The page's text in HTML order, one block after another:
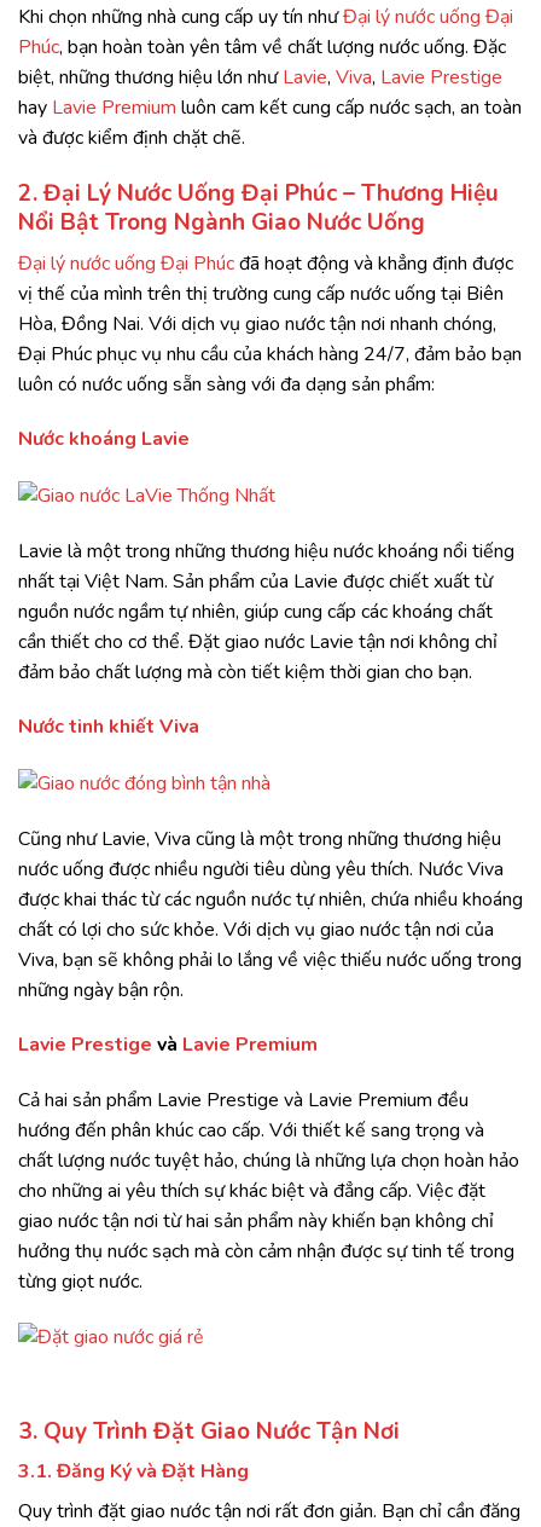
Khi chọn những nhà cung cấp uy tín nhưĐại lý nước uống Đại
Phúc, bạn hoàn toàn yên tâm về chất lượng nước uống. Đặc
biệt, những thương hiệu lớn nhưLavie, Viva, Lavie Prestige
hay Lavie Premium luôn cam kết cung cấp nước sạch, an toàn
và được kiểm định chặt chẽ.
2. Đại Lý Nước Uống Đại Phúc – Thương Hiệu
Nổi Bật Trong Ngành Giao Nước Uống
Đại lý nước uống Đại Phúcđã hoạt động và khẳng định được
vị thế của mình trên thị trường cung cấp nước uống tại Biên
Hòa, Đồng Nai. Với dịch vụ giao nước tận nơi nhanh chóng,
Đại Phúc phục vụ nhu cầu của khách hàng 24/7, đảm bảo bạn
luôn có nước uống sẵn sàng với đa dạng sản phẩm:
Nước khoáng Lavie
Lavie là một trong những thương hiệu nước khoáng nổi tiếng
nhất tại Việt Nam. Sản phẩm của Lavie được chiết xuất từ
nguồn nước ngầm tự nhiên, giúp cung cấp các khoáng chất
cần thiết cho cơ thể. Đặt giao nước Lavie tận nơi không chỉ
đảm bảo chất lượng mà còn tiết kiệm thời gian cho bạn.
Nước tinh khiết Viva
Cũng như Lavie, Viva cũng là một trong những thương hiệu
nước uống được nhiều người tiêu dùng yêu thích. Nước Viva
được khai thác từ các nguồn nước tự nhiên, chứa nhiều khoáng
chất có lợi cho sức khỏe. Với dịch vụ giao nước tận nơi của
Viva, bạn sẽ không phải lo lắng về việc thiếu nước uống trong
những ngày bận rộn.
Lavie Prestige và Lavie Premium
Cả hai sản phẩm Lavie Prestige và Lavie Premium đều
hướng đến phân khúc cao cấp. Với thiết kế sang trọng và
chất lượng nước tuyệt hảo, chúng là những lựa chọn hoàn hảo
cho những ai yêu thích sự khác biệt và đẳng cấp. Việc đặt
giao nước tận nơi từ hai sản phẩm này khiến bạn không chỉ
hưởng thụ nước sạch mà còn cảm nhận được sự tinh tế trong
từng giọt nước.
3. Quy Trình Đặt Giao Nước Tận Nơi
3.1. Đăng Ký và Đặt Hàng
Quy trình đặt giao nước tận nơi rất đơn giản. Bạn chỉ cần đăng